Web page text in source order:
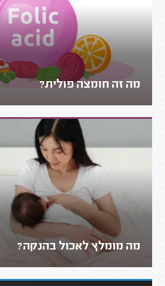
מה זה חומצה פולית?
מה מומלץ לאכול בהנקה?